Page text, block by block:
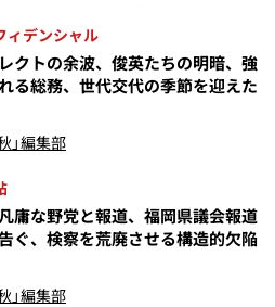
ィデンシャル
クトの余波、俊英たちの明暗、強
る総務、世代交代の季節を迎えた
」編集部
庸な野党と報道、福岡県議会報道
ぐ、検察を荒廃させる構造的欠陥
」編集部